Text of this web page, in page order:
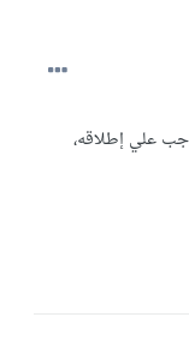
علي إطلاقه،